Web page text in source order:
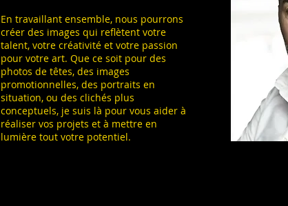
En travaillant ensemble, nous pourrons
créer des images qui reflètent votre
talent, votre créativité et votre passion
pour votre art. Que ce soit pour des
photos de têtes, des images
promotionnelles, des portraits en
situation, ou des clichés plus
conceptuels, je suis là pour vous aider à
réaliser vos projets et à mettre en
lumière tout votre potentiel.